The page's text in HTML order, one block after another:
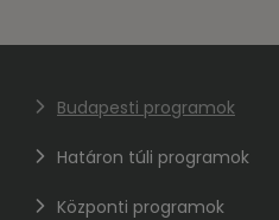
Budapesti programok
Határon túli programok
Központi programok